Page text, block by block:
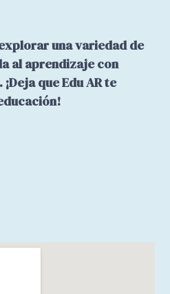
una variedad de
al aprendizaje con
que Edu AR te